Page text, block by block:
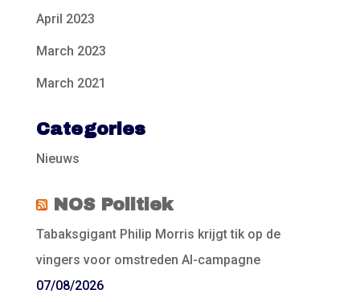
April 2023
March 2023
March 2021
Categories
Nieuws
NOS Politiek
Tabaksgigant Philip Morris krijgt tik op de
vingers voor omstreden AI-campagne
07/08/2026